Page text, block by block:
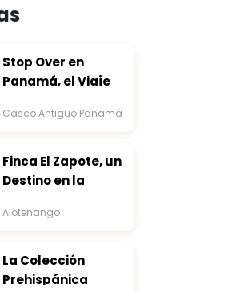
Stop Over en
Panamá, el Viaje
Destino
Casco Antiguo Panamá
Finca El Zapote, un
Destino en la
Arte y Naturaleza
Alotenango
La Colección
Prehispánica